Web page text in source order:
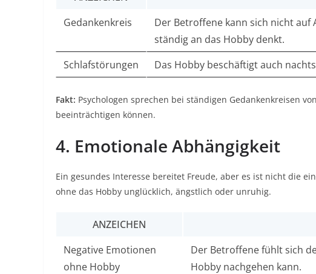
Gedankenkreis
Der Betroffene kann sich nicht
ständig an das Hobby denkt.
Schlafstörungen
Das Hobby beschäftigt auch
Fakt: Psychologen sprechen bei ständigen Gedankenkreisen
beeinträchtigen können.​
4. Emotionale Abhängigkeit
Ein gesundes Interesse bereitet Freude, aber es ist nicht die
ohne das Hobby unglücklich, ängstlich oder unruhig.
ANZEICHEN
Negative Emotionen
ohne Hobby
Der Betroffene fühlt sich
Hobby nachgehen kann.